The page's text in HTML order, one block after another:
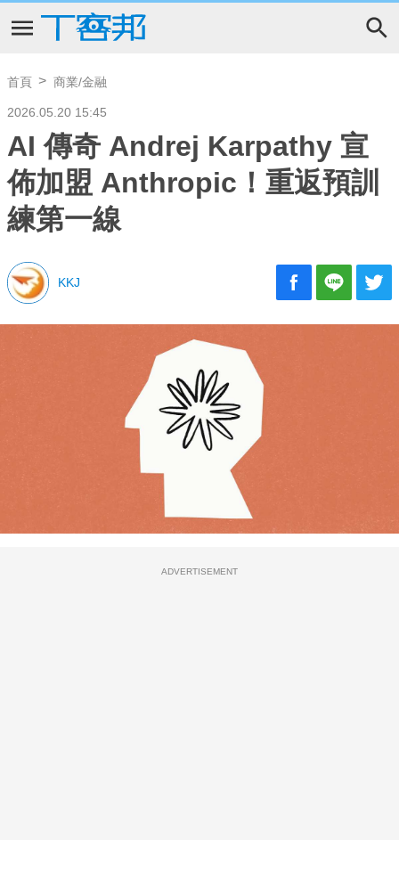
首頁 商業/金融
2026.05.20 15:45
AI 傳奇 Andrej Karpathy 宣
佈加盟 Anthropic！重返預訓
練第一線
KKJ
ADVERTISEMENT